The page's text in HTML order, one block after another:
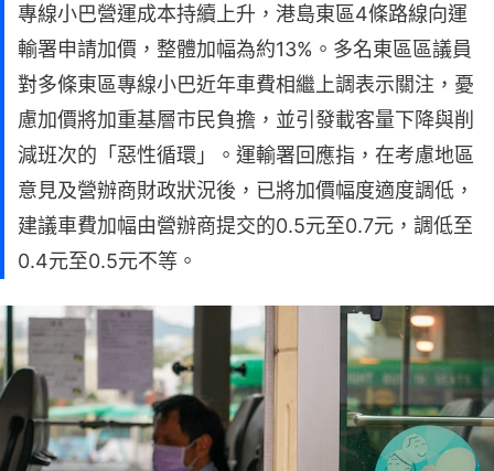
專線小巴營運成本持續上升，港島東區4條路線向運
輸署申請加價，整體加幅為約13%。多名東區區議員
對多條東區專線小巴近年車費相繼上調表示關注，憂
慮加價將加重基層市民負擔，並引發載客量下降與削
減班次的「惡性循環」。運輸署回應指，在考慮地區
意見及營辦商財政狀況後，已將加價幅度適度調低，
建議車費加幅由營辦商提交的0.5元至0.7元，調低至
0.4元至0.5元不等。